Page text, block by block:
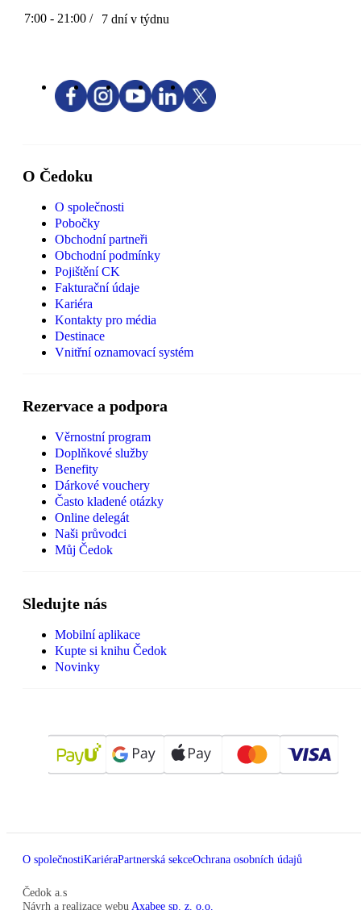
7:00 - 21:00 / 7 dní v týdnu
O Čedoku
O společnosti
Pobočky
Obchodní partneři
Obchodní podmínky
Pojištění CK
Fakturační údaje
Kariéra
Kontakty pro média
Destinace
Vnitřní oznamovací systém
Rezervace a podpora
Věrnostní program
Doplňkové služby
Benefity
Dárkové vouchery
Často kladené otázky
Online delegát
Naši průvodci
Můj Čedok
Sledujte nás
Mobilní aplikace
Kupte si knihu Čedok
Novinky
O společnostiKariéraPartnerská sekceOchrana osobních údajů
Čedok a.s
Návrh a realizace webu Axabee sp. z. o.o.